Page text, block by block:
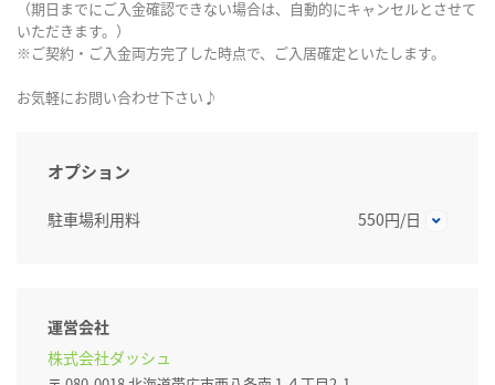
（期日までにご入金確認できない場合は、自動的にキャンセルとさせて
いただきます。）
※ご契約・ご入金両方完了した時点で、ご入居確定といたします。
お気軽にお問い合わせ下さい♪
オプション
駐車場利用料 550円/日
運営会社
株式会社ダッシュ